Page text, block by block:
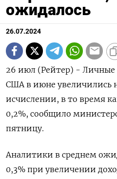
ожидалось
26.07.2024
26 июл (Рейтер) - Личные
США в июне увеличились
исчислении, в то время
0,2%, сообщило
пятницу.
Аналитики в среднем
0,3% при увеличении